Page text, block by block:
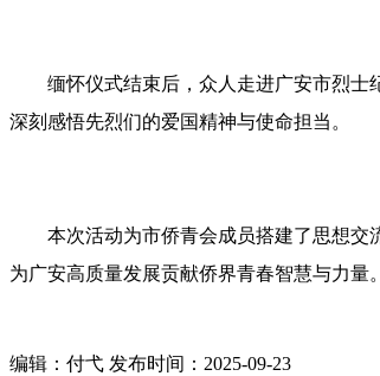
缅怀仪式结束后，众人走进广安市烈士
深刻感悟先烈们的爱国精神与使命担当。
本次活动为市侨青会成员搭建了思想交
为广安高质量发展贡献侨界青春智慧与力量
编辑：付弋 发布时间：2025-09-23